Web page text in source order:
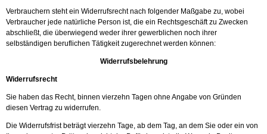
Verbrauchern steht ein Widerrufsrecht nach folgender Maßgabe zu, wobei
Verbraucher jede natürliche Person ist, die ein Rechtsgeschäft zu Zwecken
abschließt, die überwiegend weder ihrer gewerblichen noch ihrer
selbständigen beruflichen Tätigkeit zugerechnet werden können:
Widerrufsbelehrung
Widerrufsrecht
Sie haben das Recht, binnen vierzehn Tagen ohne Angabe von Gründen
diesen Vertrag zu widerrufen.
Die Widerrufsfrist beträgt vierzehn Tage, ab dem Tag, an dem Sie oder ein von